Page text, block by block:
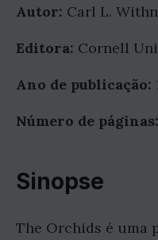
Autor: Carl L.
Editora: Cornell
Ano de publicação:
Número de páginas:
Sinopse
The Orchids é uma